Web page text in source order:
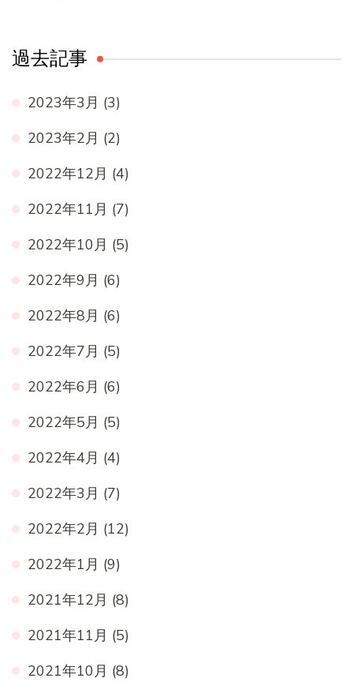
過去記事
2023年3月 (3)
2023年2月 (2)
2022年12月 (4)
2022年11月 (7)
2022年10月 (5)
2022年9月 (6)
2022年8月 (6)
2022年7月 (5)
2022年6月 (6)
2022年5月 (5)
2022年4月 (4)
2022年3月 (7)
2022年2月 (12)
2022年1月 (9)
2021年12月 (8)
2021年11月 (5)
2021年10月 (8)